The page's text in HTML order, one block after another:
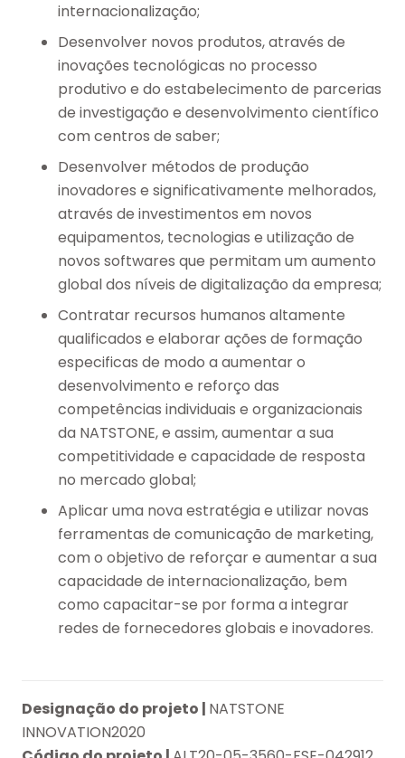
internacionalização;
Desenvolver novos produtos, através de
inovações tecnológicas no processo
produtivo e do estabelecimento de parcerias
de investigação e desenvolvimento científico
com centros de saber;
Desenvolver métodos de produção
inovadores e significativamente melhorados,
através de investimentos em novos
equipamentos, tecnologias e utilização de
novos softwares que permitam um aumento
global dos níveis de digitalização da empresa;
Contratar recursos humanos altamente
qualificados e elaborar ações de formação
especificas de modo a aumentar o
desenvolvimento e reforço das
competências individuais e organizacionais
da NATSTONE, e assim, aumentar a sua
competitividade e capacidade de resposta
no mercado global;
Aplicar uma nova estratégia e utilizar novas
ferramentas de comunicação de marketing,
com o objetivo de reforçar e aumentar a sua
capacidade de internacionalização, bem
como capacitar-se por forma a integrar
redes de fornecedores globais e inovadores.
Designação do projeto | NATSTONE
INNOVATION2020